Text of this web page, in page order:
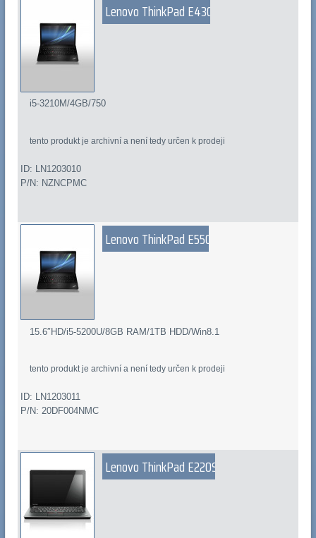
Lenovo ThinkPad E430
i5-3210M/4GB/750
tento produkt je archivní a není tedy určen k prodeji
ID: LN1203010
P/N: NZNCPMC
Lenovo ThinkPad E550
15.6″HD/i5-5200U/8GB RAM/1TB HDD/Win8.1
tento produkt je archivní a není tedy určen k prodeji
ID: LN1203011
P/N: 20DF004NMC
Lenovo ThinkPad E220S